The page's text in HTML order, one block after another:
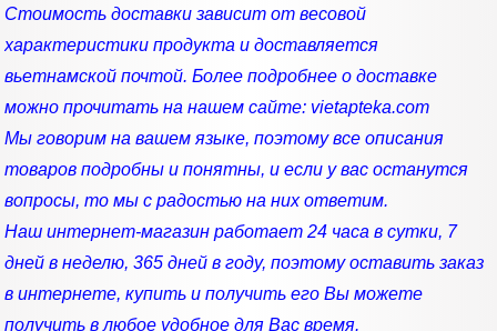
Стоимость доставки зависит от весовой
характеристики продукта и доставляется
вьетнамской почтой. Более подробнее о доставке
можно прочитать на нашем сайте: vietapteka.com
Мы говорим на вашем языке, поэтому все описания
товаров подробны и понятны, и если у вас останутся
вопросы, то мы с радостью на них ответим.
Наш интернет-магазин работает 24 часа в сутки, 7
дней в неделю, 365 дней в году, поэтому оставить заказ
в интернете, купить и получить его Вы можете
получить в любое удобное для Вас время.